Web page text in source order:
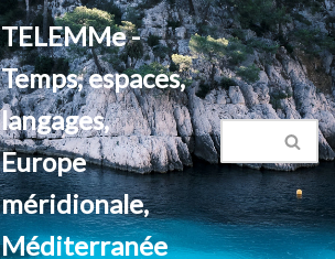
TELEMMe -
Temps, espaces,
langages,
Europe
méridionale,
Méditerranée